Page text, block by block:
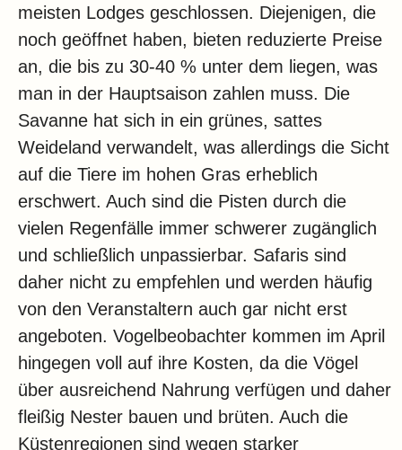
meisten Lodges geschlossen. Diejenigen, die
noch geöffnet haben, bieten reduzierte Preise
an, die bis zu 30-40 % unter dem liegen, was
man in der Hauptsaison zahlen muss. Die
Savanne hat sich in ein grünes, sattes
Weideland verwandelt, was allerdings die Sicht
auf die Tiere im hohen Gras erheblich
erschwert. Auch sind die Pisten durch die
vielen Regenfälle immer schwerer zugänglich
und schließlich unpassierbar. Safaris sind
daher nicht zu empfehlen und werden häufig
von den Veranstaltern auch gar nicht erst
angeboten. Vogelbeobachter kommen im April
hingegen voll auf ihre Kosten, da die Vögel
über ausreichend Nahrung verfügen und daher
fleißig Nester bauen und brüten. Auch die
Küstenregionen sind wegen starker